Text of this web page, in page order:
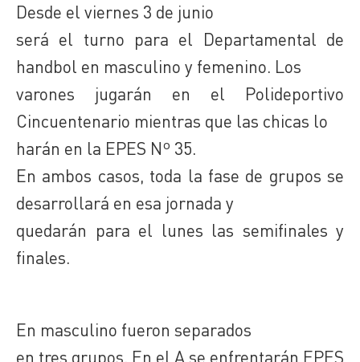
Desde el viernes 3 de junio
será el turno para el Departamental de
handbol en masculino y femenino. Los
varones jugarán en el Polideportivo
Cincuentenario mientras que las chicas lo
harán en la EPES Nº 35.
En ambos casos, toda la fase de grupos se
desarrollará en esa jornada y
quedarán para el lunes las semifinales y
finales.
En masculino fueron separados
en tres grupos. En el A se enfrentarán EPES